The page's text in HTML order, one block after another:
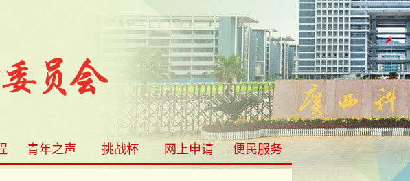
青年之声 挑战杯 网上申请 便民服务